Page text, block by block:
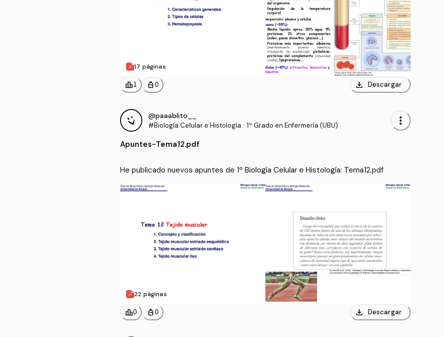
17 páginas
leaderboard1 personal_bag 0 download Descargar
@paaablito__
#Biología Celular e Histología · 1º Grado en Enfermería (UBU) more_vert
Apuntes-Tema12.pdf
He publicado nuevos apuntes de 1º Biología Celular e Histología: Tema12.pdf
22 páginas
leaderboard0 personal_bag 0 download Descargar